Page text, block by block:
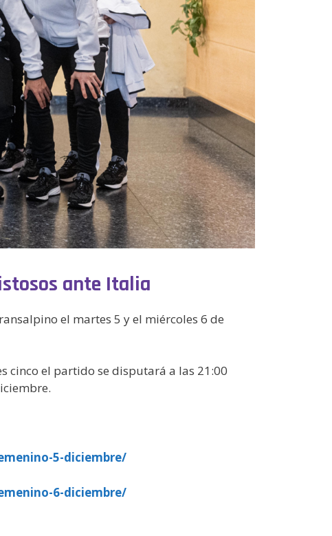
ante Italia
el martes 5 y el miércoles 6 de
cinco el partido se disputará a las 21:00
5-diciembre/
6-diciembre/